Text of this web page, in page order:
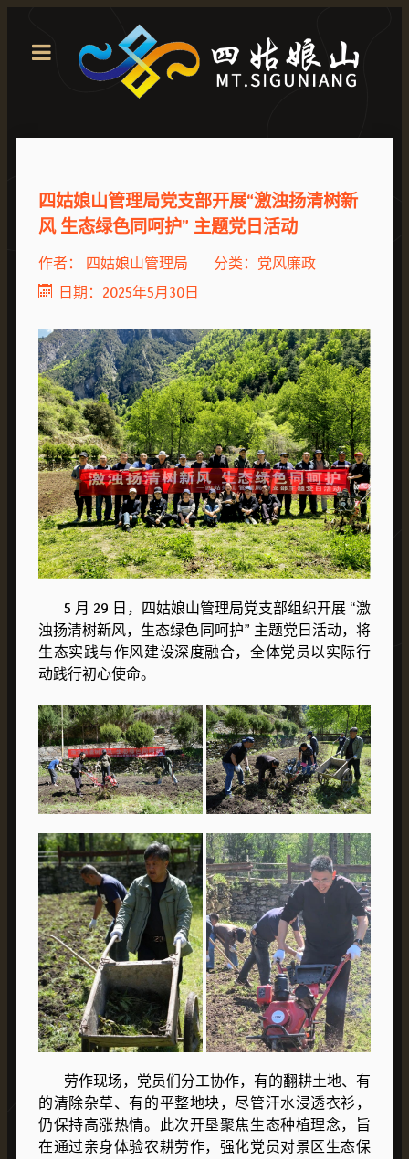
四姑娘山管理局党支部开展“激浊扬清树新
风 生态绿色同呵护” 主题党日活动
作者： 四姑娘山管理局 分类： 党风廉政
日期：2025年5月30日
5 月 29 日，四姑娘山管理局党支部组织开展 “激
浊扬清树新风，生态绿色同呵护” 主题党日活动，将
生态实践与作风建设深度融合，全体党员以实际行
动践行初心使命。
劳作现场，党员们分工协作，有的翻耕土地、有
的清除杂草、有的平整地块，尽管汗水浸透衣衫，
仍保持高涨热情。此次开垦聚焦生态种植理念，旨
在通过亲身体验农耕劳作，强化党员对景区生态保